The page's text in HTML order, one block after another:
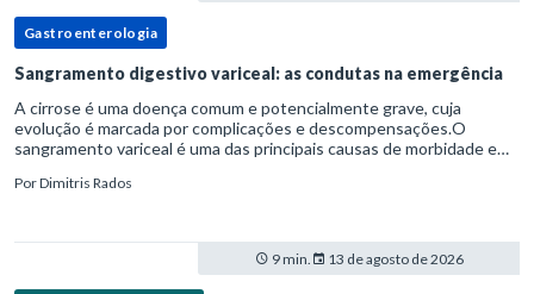
Gastroenterologia
Sangramento digestivo variceal: as condutas na emergência
A cirrose é uma doença comum e potencialmente grave, cuja
evolução é marcada por complicações e descompensações.O
sangramento variceal é uma das principais causas de morbidade e
hipertensão port
PorDimitris Rados
9 min. 13 de agosto de 2026